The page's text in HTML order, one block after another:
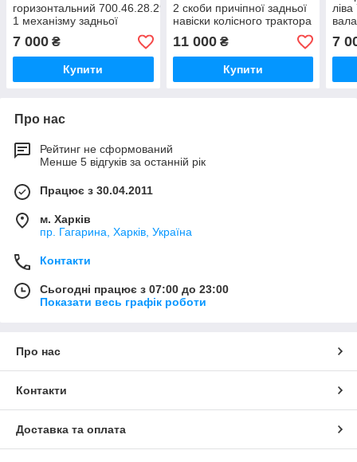
горизонтальний 700.46.28.290-
1 механізму задньої
навіски трактора
Кировець К-700, К-700А,
К-701,К-744
7 000 ₴
Купити
2 скоби причіпної задньої
навіски колісного трактора
Кировець К-700, К-700А,
К-701,К-744
11 000₴
Купити
К-
7
Про нас
Рейтинг не сформований
Менше 5 відгуків за останній рік
Працює з 30.04.2011
м. Харків
пр. Гагарина, Харків, Україна
Контакти
Сьогодні працює з 07:00 до 23:00
Показати весь графік роботи
Про нас
Контакти
Доставка та оплата